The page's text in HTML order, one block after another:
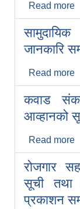
Read more
जानकारि
Read more
कवाड
आव्हानको
Read more
रोजगार
सूची तथा
प्रकाशन